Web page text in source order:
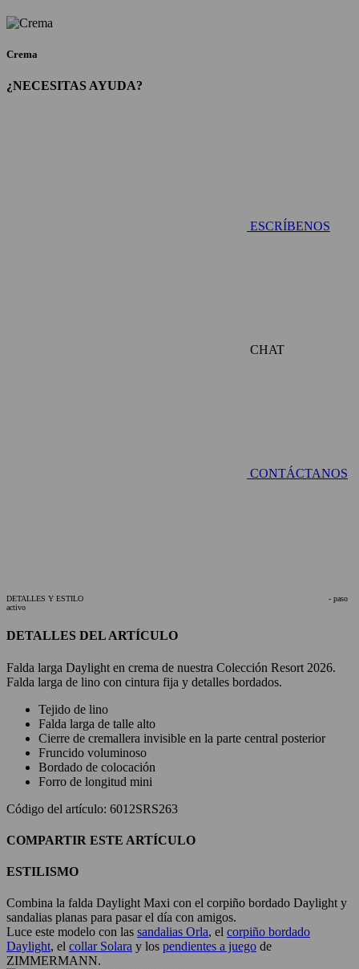
Crema
¿NECESITAS AYUDA?
ESCRÍBENOS
CHAT
CONTÁCTANOS
DETALLES Y ESTILO
- paso
activo
DETALLES DEL ARTÍCULO
Falda larga Daylight en crema de nuestra Colección Resort 2026.
Falda larga de lino con cintura fija y detalles bordados.
Tejido de lino
Falda larga de talle alto
Cierre de cremallera invisible en la parte central posterior
Fruncido voluminoso
Bordado de colocación
Forro de longitud mini
Código del artículo: 6012SRS263
COMPARTIR ESTE ARTÍCULO
ESTILISMO
Combina la falda Daylight Maxi con el corpiño bordado Daylight y
sandalias planas para pasar el día con amigos.
Luce este modelo con las sandalias Orla, el corpiño bordado
Daylight, el collar Solara y los pendientes a juego de
ZIMMERMANN.